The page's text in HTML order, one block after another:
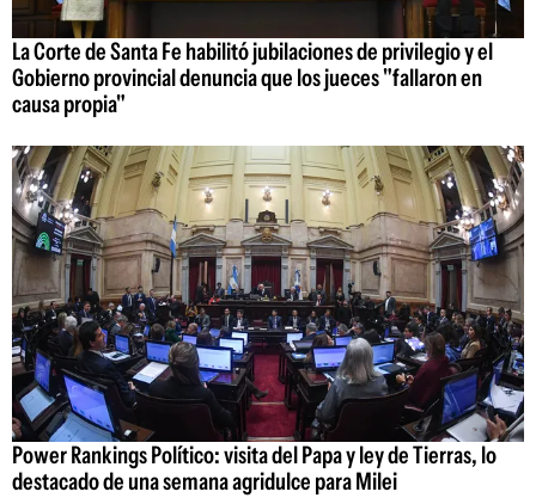
La Corte de Santa Fe habilitó jubilaciones de privilegio y el
Gobierno provincial denuncia que los jueces "fallaron en
causa propia"
Power Rankings Político: visita del Papa y ley de Tierras, lo
destacado de una semana agridulce para Milei